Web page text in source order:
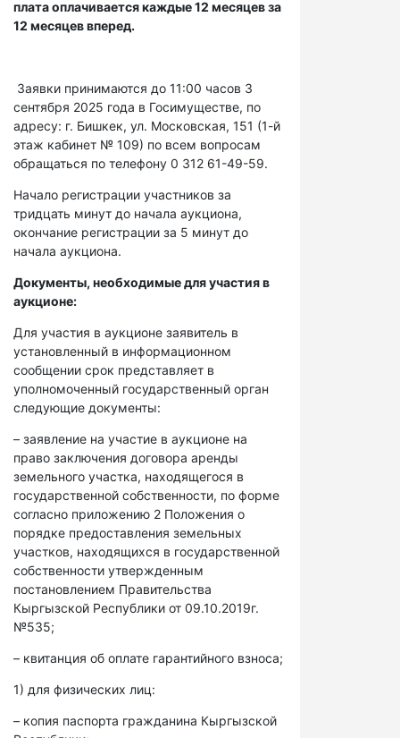
плата оплачивается каждые 12 месяцев за
12 месяцев вперед.
Заявки принимаются до 11:00 часов 3
сентября 2025 года в Госимуществе, по
адресу: г. Бишкек, ул. Московская, 151 (1-й
этаж кабинет № 109) по всем вопросам
обращаться по телефону 0 312 61-49-59.
Начало регистрации участников за
тридцать минут до начала аукциона,
окончание регистрации за 5 минут до
начала аукциона.
Документы, необходимые для участия в
аукционе:
Для участия в аукционе заявитель в
установленный в информационном
сообщении срок представляет в
уполномоченный государственный орган
следующие документы:
– заявление на участие в аукционе на
право заключения договора аренды
земельного участка, находящегося в
государственной собственности, по форме
согласно приложению 2 Положения о
порядке предоставления земельных
участков, находящихся в государственной
собственности утвержденным
постановлением Правительства
Кыргызской Республики от 09.10.2019г.
№535;
– квитанция об оплате гарантийного взноса;
1) для физических лиц:
– копия паспорта гражданина Кыргызской